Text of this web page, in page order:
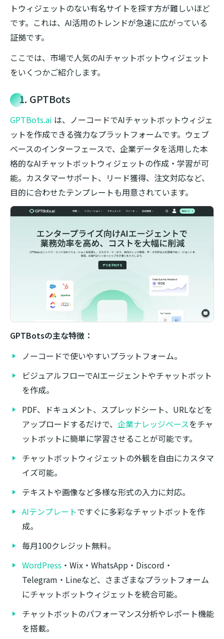
トウィジェットのない有名サイトを探す方が難しいほど
です。これは、AI活用のトレンドが急速に広がっている
証拠です。
ここでは、市場で人気のAIチャットボットウィジェット
をいくつかご紹介します。
1. GPTBots
GPTBots.ai は、ノーコードでAIチャットボットウィジェ
ットを作成できる強力なプラットフォームです。ウェブ
ベースのインターフェースで、企業データを活用した本
格的なAIチャットボットウィジェットの作成・学習が可
能。カスタマーサポート、リード獲得、注文対応など、
目的に合わせたテンプレートも用意されています。
GPTBotsの主な特徴：
ノーコードで使いやすいプラットフォーム。
ビジュアルフローでAIエージェントやチャットボット
を作成。
PDF、ドキュメント、スプレッドシート、URLなどを
アップロードするだけで、 企業ナレッジベースをチャ
ットボットに簡単に学習させることが可能です。
チャットボットウィジェットの外観を自由にカスタマ
イズ可能。
テキストや画像など多様な形式の入力に対応。
AIテンプレートですぐに多彩なチャットボットを作
成。
毎月100クレジット無料。
WordPress ・Wix・WhatsApp・Discord・
Telegram・Lineなど、さまざまなプラットフォーム
にチャットボットウィジェットを統合可能。
チャットボットのパフォーマンス分析やレポート機能
を搭載。